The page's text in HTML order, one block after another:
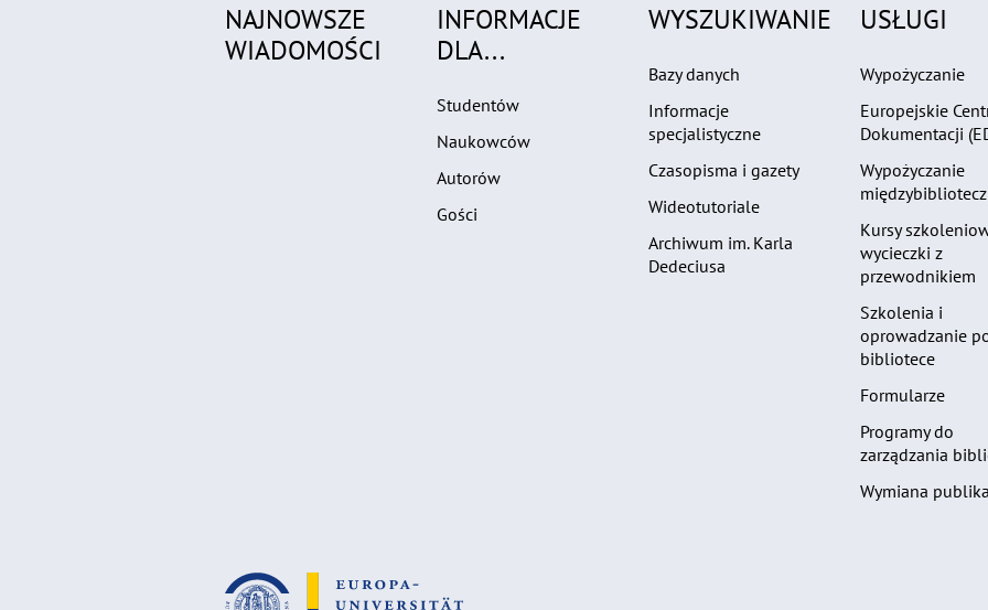
NAJNOWSZE
WIADOMOŚCI
INFORMACJE
DLA...
Studentów
Naukowców
Autorów
Gości
WYSZUKIWANIE
Bazy danych
Informacje
specjalistyczne
Czasopisma i gazety
Wideotutoriale
Archiwum im. Karla
Dedeciusa
USŁUGI
Wypożyczanie
Europejskie
Dokumentacji
Wypożyczanie
Kursy
wycieczki z
przewodnikiem
Szkolenia i
oprowadzanie
bibliotece
Formularze
Programy do
zarządzania
Wymiana